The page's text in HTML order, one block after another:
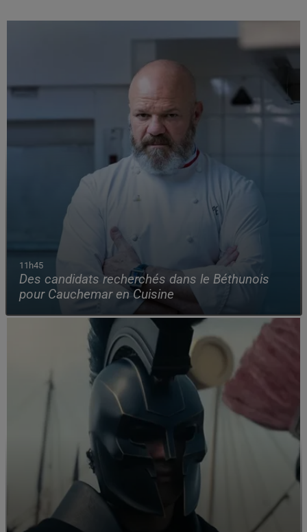
11h45
Des candidats recherchés dans le Béthunois
pour Cauchemar en Cuisine